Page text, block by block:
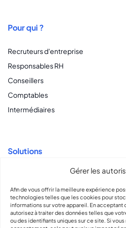
Gérer les
Afin de vous offrir la meilleure expérience
technologies telles que les cookies pour
informations sur votre appareil. En acceptant
autorisez à traiter des données telles que
ou des identifiants uniques sur ce site. Si
Pour qui ?
Recruteurs d'entreprise
Responsables RH
Conseillers
Comptables
Intermédiaires
Solutions
Recrutement pour CDI et CDD
Contrats flexibles et conformité
Intelligence et informations globales